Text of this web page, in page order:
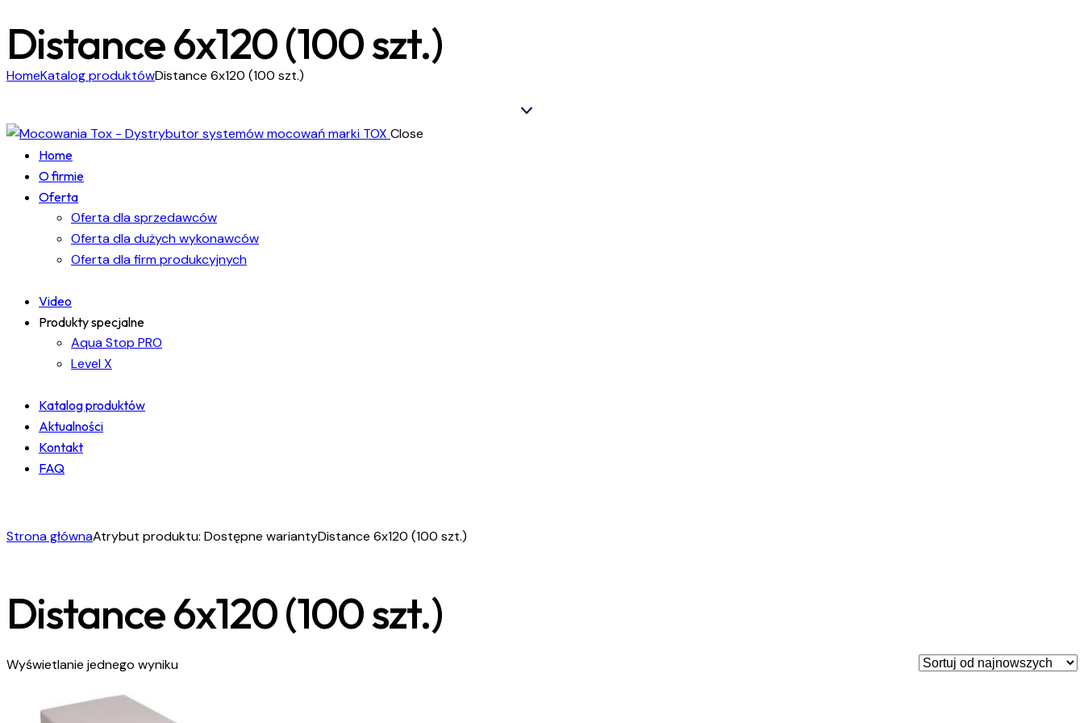
Distance 6x120 (100 szt.)
HomeKatalog produktówDistance 6x120 (100 szt.)
Close
Home
O firmie
Oferta
Oferta dla sprzedawców
Oferta dla dużych wykonawców
Oferta dla firm produkcyjnych
Video
Produkty specjalne
Aqua Stop PRO
Level X
Katalog produktów
Aktualności
Kontakt
FAQ
1
Strona głównaAtrybut produktu: Dostępne wariantyDistance 6x120 (100 szt.)
Distance 6x120 (100 szt.)
Wyświetlanie jednego wyniku